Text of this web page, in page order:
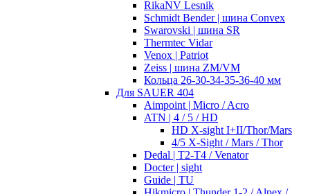
RikaNV Lesnik
Schmidt Bender | шина Convex
Swarovski | шина SR
Thermtec Vidar
Venox | Patriot
Zeiss | шина ZM/VM
Кольца 26-30-34-35-36-40 мм
Для SAUER 404
Aimpoint | Micro / Acro
ATN | 4 / 5 / HD
HD X-sight I+II/Thor/Mars
4/5 X-Sight / Mars / Thor
Dedal | T2-T4 / Venator
Docter | sight
Guide | TU